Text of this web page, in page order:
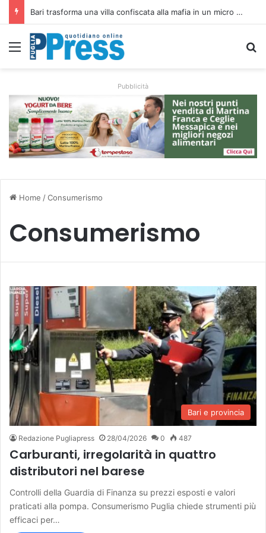
Bari trasforma una villa confiscata alla mafia in un micro nido: nasce anche il cimitero per animali
Menu
Pubblicità
Home /Consumerismo
Consumerismo
Bari e provincia
Redazione Pugliapress 28/04/2026 0 487
Carburanti, irregolarità in quattro
distributori nel barese
Controlli della Guardia di Finanza su prezzi esposti e valori
praticati alla pompa. Consumerismo Puglia chiede strumenti più
efficaci per…